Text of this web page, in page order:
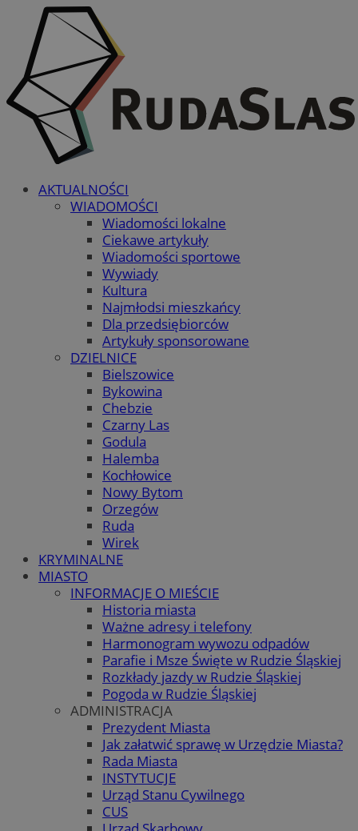
AKTUALNOŚCI
WIADOMOŚCI
Wiadomości lokalne
Ciekawe artykuły
Wiadomości sportowe
Wywiady
Kultura
Najmłodsi mieszkańcy
Dla przedsiębiorców
Artykuły sponsorowane
DZIELNICE
Bielszowice
Bykowina
Chebzie
Czarny Las
Godula
Halemba
Kochłowice
Nowy Bytom
Orzegów
Ruda
Wirek
KRYMINALNE
MIASTO
INFORMACJE O MIEŚCIE
Historia miasta
Ważne adresy i telefony
Harmonogram wywozu odpadów
Parafie i Msze Święte w Rudzie Śląskiej
Rozkłady jazdy w Rudzie Śląskiej
Pogoda w Rudzie Śląskiej
ADMINISTRACJA
Prezydent Miasta
Jak załatwić sprawę w Urzędzie Miasta?
Rada Miasta
INSTYTUCJE
Urząd Stanu Cywilnego
CUS